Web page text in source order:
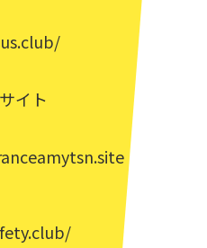
イト